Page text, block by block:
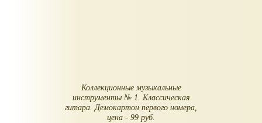
Коллекционные музыкальные
инструменты № 1. Классическая
гитара. Демокартон первого номера,
цена - 99 руб.